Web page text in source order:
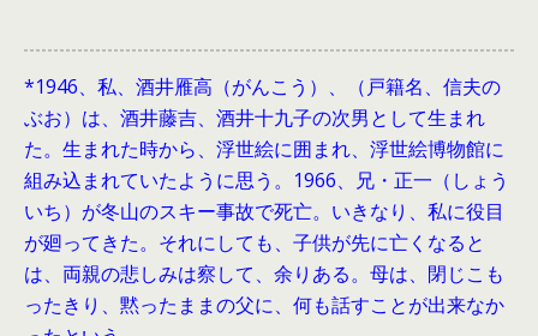
*1946、 私、酒井雁高（がんこう）、（戸籍名、信夫の
ぶお）は、酒井藤吉、酒井十九子の次男として生まれ
た。生まれた時から、浮世絵に囲まれ、浮世絵博物館に
組み込まれていたように思う。1966、兄・正一（しょう
いち）が冬山のスキー事故で死亡。いきなり、私に役目
が廻ってきた。それにしても、子供が先に亡くなると
は、両親の悲しみは察して、余りある。母は、閉じこも
ったきり、黙ったままの父に、何も話すことが出来なか